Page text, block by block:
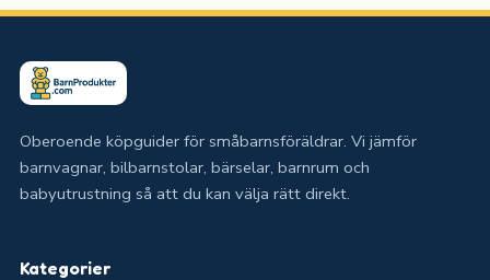
Oberoende köpguider för småbarnsföräldrar. Vi jämför
barnvagnar, bilbarnstolar, bärselar, barnrum och
babyutrustning så att du kan välja rätt direkt.
Kategorier